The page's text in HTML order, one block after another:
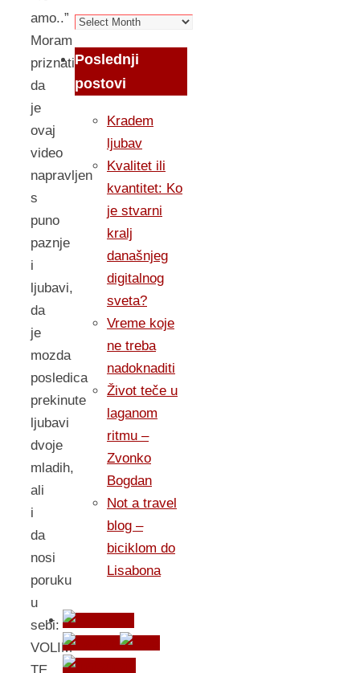
amo..”
Moram
priznati
da
je
ovaj
video
napravljen
s
puno
paznje
i
ljubavi,
da
je
mozda
posledica
prekinute
ljubavi
dvoje
mladih,
ali
i
da
nosi
poruku
u
sebi:
VOLIM
Arhiva
Poslednji
postovi
Kradem
ljubav
Kvalitet ili
kvantitet: Ko
je stvarni
kralj
današnjeg
digitalnog
sveta?
Vreme koje
ne treba
nadoknaditi
Život teče u
laganom
ritmu –
Zvonko
Bogdan
Not a travel
blog –
biciklom do
Lisabona